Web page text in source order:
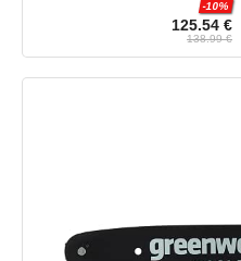
Garantie
125.54 €
-10%
138.99 €